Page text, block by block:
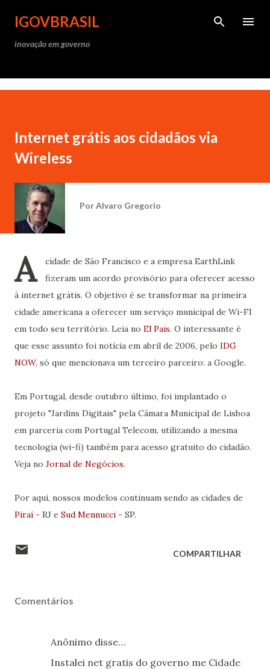
Pular para o conteúdo
IGOVBRASIL
inovação em governo
Internet grátis aos cidadãos via
Wireless
PorAlvaro Gregorio
A
cidade de São Francisco e a empresa EarthLink
fizeram um acordo provisório para oferecer acesso
à internet grátis. O objetivo é se transformar na primeira
cidade americana a oferecer um serviço municipal de Wi-FI
em todo seu território. Leia no El Pais. O interessante é
que esse assunto foi notícia em abril de 2006, pelo IDG
NOW, só que mencionava um terceiro parceiro: a Google.
Em Portugal, desde outubro último, foi implantado o
projeto "Jardins Digitais" pela Câmara Municipal de Lisboa
em parceria com Portugal Telecom, utilizando a mesma
tecnologia (wi-fi) também para acesso gratuito do cidadão.
Veja no Jornal de Negócios.
Por aqui, nossos modelos continuam sendo as cidades de
Piraí - RJ e Sud Mennucci - SP.
COMPARTILHAR
Comentários
Anônimo disse…
Instalei net gratis do governo me Cidade